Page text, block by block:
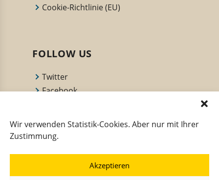
Wir verwenden Statistik-Cookies. Aber nur mit Ihrer
Zustimmung.
Akzeptieren
Cookie-Richtlinie (EU)
FOLLOW US
Twitter
Facebook